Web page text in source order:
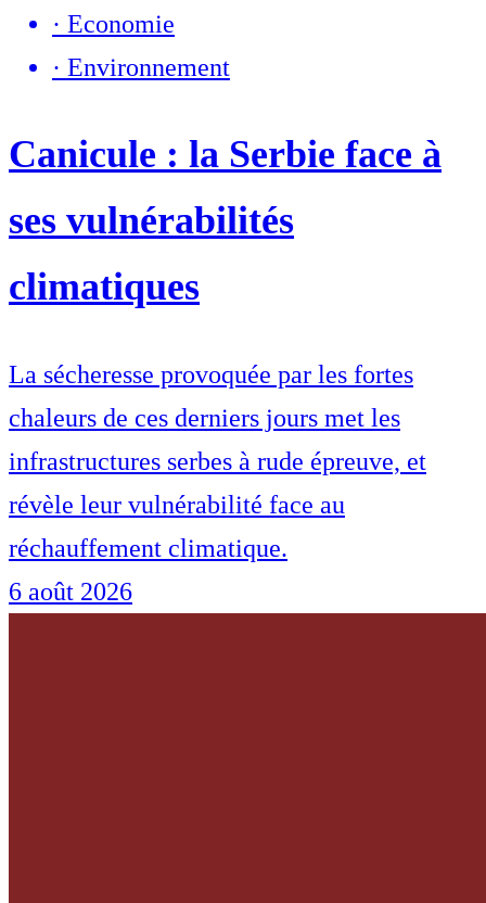
· Economie
· Environnement
Canicule : la Serbie face à
ses vulnérabilités
climatiques
La sécheresse provoquée par les fortes
chaleurs de ces derniers jours met les
infrastructures serbes à rude épreuve, et
révèle leur vulnérabilité face au
réchauffement climatique.
6 août 2026